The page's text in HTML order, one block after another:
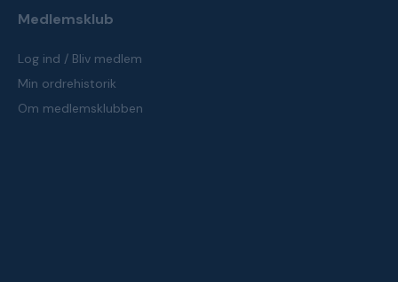
Medlemsklub
Log ind / Bliv medlem
Min ordrehistorik
Om medlemsklubben